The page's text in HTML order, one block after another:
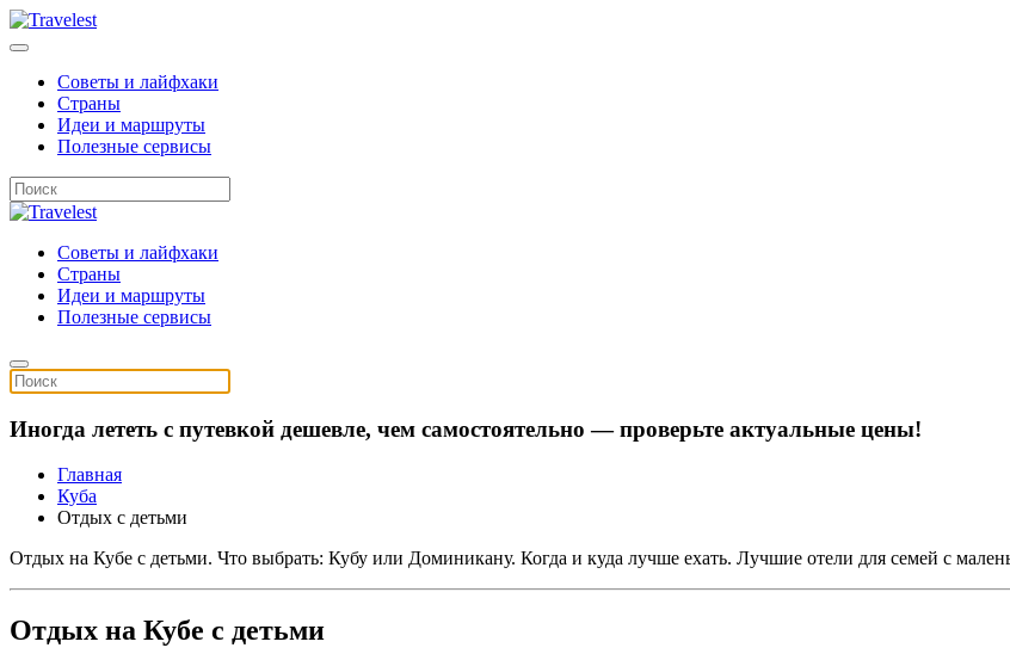
Советы и лайфхаки
Страны
Идеи и маршруты
Полезные сервисы
Советы и лайфхаки
Страны
Идеи и маршруты
Полезные сервисы
Иногда лететь с путевкой дешевле, чем самостоятельно — проверьте актуальные цены!
Главная
Куба
Отдых с детьми
Отдых на Кубе с детьми. Что выбрать: Кубу или Доминикану. Когда и куда лучше ехать. Лучшие отели для семей с
Отдых на Кубе с детьми